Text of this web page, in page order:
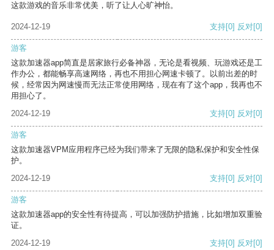
这款游戏的音乐非常优美，听了让人心旷神怡。
2024-12-19 支持[0] 反对[0]
游客
这款加速器app简直是居家旅行必备神器，无论是看视频、玩游戏还是工
作办公，都能畅享高速网络，再也不用担心网速卡顿了。以前出差的时
候，经常因为网速慢而无法正常使用网络，现在有了这个app，我再也不
用担心了。
2024-12-19
支持[0] 反对[0]
游客
这款加速器VPM应用程序已经为我们带来了无限的隐私保护和安全性保
护。
2024-12-19
支持[0] 反对[0]
游客
这款加速器app的安全性有待提高，可以加强防护措施，比如增加双重验
证。
2024-12-19
支持[0] 反对[0]